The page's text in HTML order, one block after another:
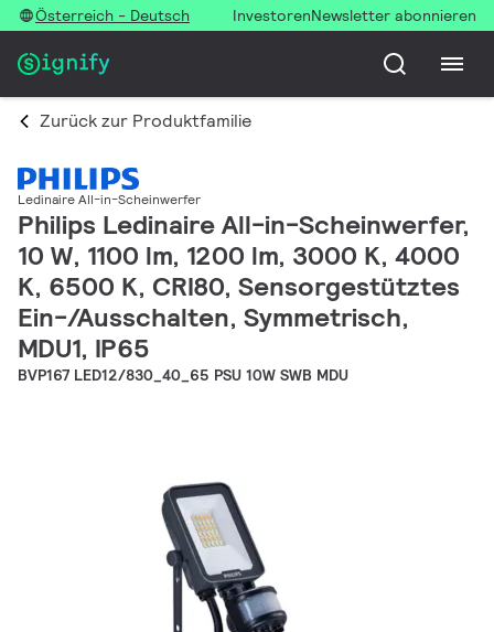
Österreich - Deutsch InvestorenNewsletter abonnieren
Zurück zur Produktfamilie
Ledinaire All-in-Scheinwerfer
Philips Ledinaire All-in-Scheinwerfer,
10 W, 1100 lm, 1200 lm, 3000 K, 4000
K, 6500 K, CRI80, Sensorgestütztes
Ein-/Ausschalten, Symmetrisch,
MDU1, IP65
BVP167 LED12/830_40_65 PSU 10W SWB MDU